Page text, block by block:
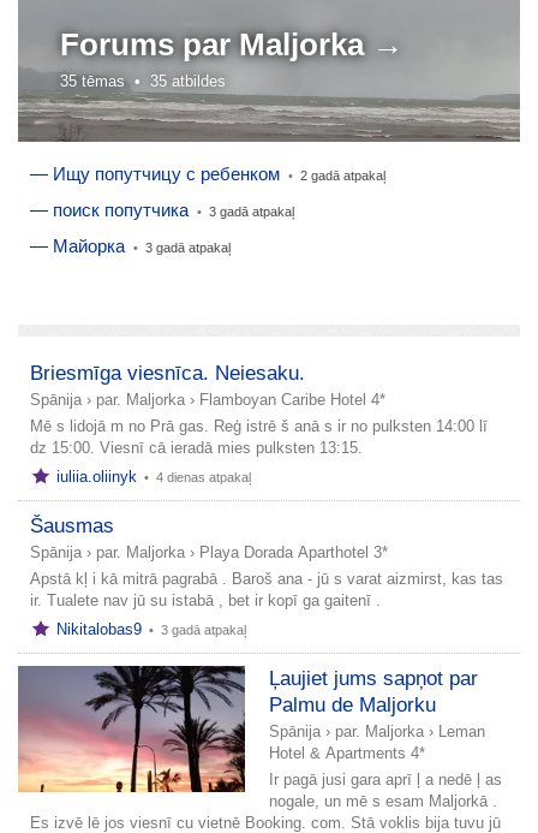
Forums parMaljorka →
35 tēmas • 35 atbildes
— Ищу попутчицу с ребенком • 2 gadā atpakaļ
— поиск попутчика • 3 gadā atpakaļ
— Майорка • 3 gadā atpakaļ
Briesmīga viesnīca. Neiesaku.
Spānija › par. Maljorka › Flamboyan Caribe Hotel 4*
Mē s lidojā m no Prā gas. Reģ istrē š anā s ir no pulksten 14:00 lī
dz 15:00. Viesnī cā ieradā mies pulksten 13:15.
iuliia.oliinyk • 4 dienas atpakaļ
Šausmas
Spānija › par. Maljorka › Playa Dorada Aparthotel 3*
Apstā kļ i kā mitrā pagrabā . Baroš ana - jū s varat aizmirst, kas tas
ir. Tualete nav jū su istabā , bet ir kopī ga gaitenī .
Nikitalobas9 • 3 gadā atpakaļ
Ļaujiet jums sapņot par
Palmu de Maljorku
Spānija › par. Maljorka ›
Leman
Hotel & Apartments 4*
Ir pagā jusi gara aprī ļ a nedē ļ as
nogale, un mē s esam Maljorkā .
Es izvē lē jos viesnī cu vietnē Booking. com. Stā voklis bija tuvu jū